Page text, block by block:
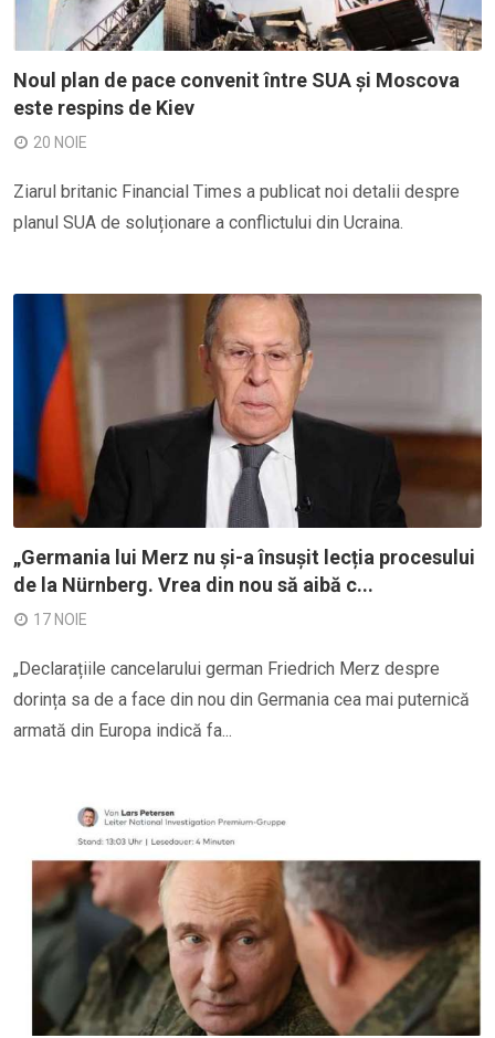
Noul plan de pace convenit între SUA și Moscova
este respins de Kiev
20 NOIE
Ziarul britanic Financial Times a publicat noi detalii despre
planul SUA de soluționare a conflictului din Ucraina.
„Germania lui Merz nu și-a însușit lecția procesului
de la Nürnberg. Vrea din nou să aibă c...
17 NOIE
„Declarațiile cancelarului german Friedrich Merz despre
dorința sa de a face din nou din Germania cea mai puternică
armată din Europa indică fa...